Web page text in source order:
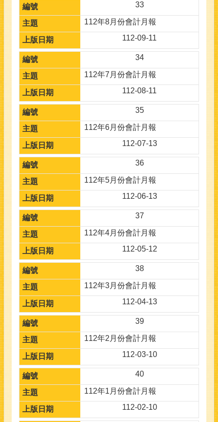
33
112年8月份會計月報
112-09-11
34
112年7月份會計月報
112-08-11
35
112年6月份會計月報
112-07-13
36
112年5月份會計月報
112-06-13
37
112年4月份會計月報
112-05-12
38
112年3月份會計月報
112-04-13
39
112年2月份會計月報
112-03-10
40
112年1月份會計月報
112-02-10